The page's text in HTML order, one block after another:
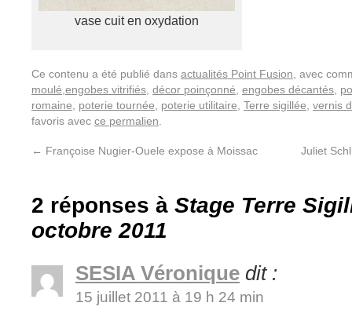
vase cuit en oxydation
Ce contenu a été publié dans actualités Point Fusion , avec
moulé,engobes vitrifiés décor poinçonné engobes décantés
romaine
poterie tournée poterie utilitaire Terre sigillée vernis
favoris avec ce permalien
← Françoise Nugier-Ouele expose à Moissac Juliet
2 réponses à Stage Terre
octobre 2011
SESIA Véronique dit :
15 juillet 2011 à 19 h 24 min